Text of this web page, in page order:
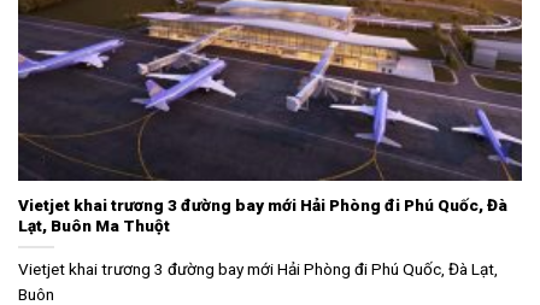
Vietjet khai trương 3 đường bay mới Hải Phòng đi Phú Quốc, Đà
Lạt, Buôn Ma Thuột
Vietjet khai trương 3 đường bay mới Hải Phòng đi Phú Quốc, Đà Lạt,
Buôn